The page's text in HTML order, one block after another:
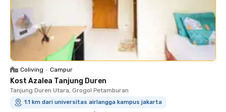
Coliving • Campur
Kost Azalea Tanjung Duren
Tanjung Duren Utara, Grogol Petamburan
1.1 km dari universitas airlangga kampus jakarta